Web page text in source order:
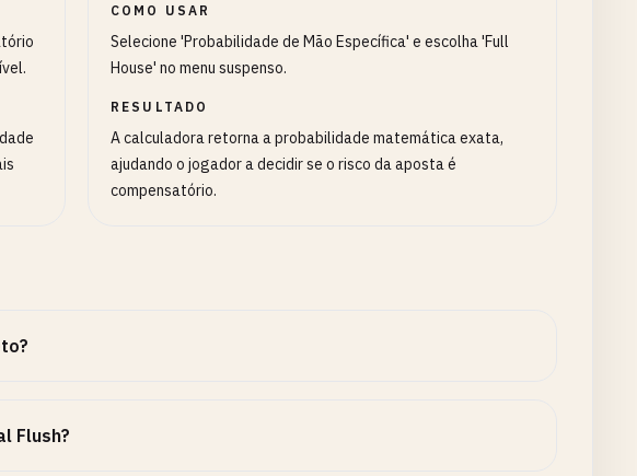
COMO USAR
Selecione 'Probabilidade de Mão Específica' e escolha 'Full
House' no menu suspenso.
RESULTADO
A calculadora retorna a probabilidade matemática exata,
ajudando o jogador a decidir se o risco da aposta é
compensatório.
Flush?